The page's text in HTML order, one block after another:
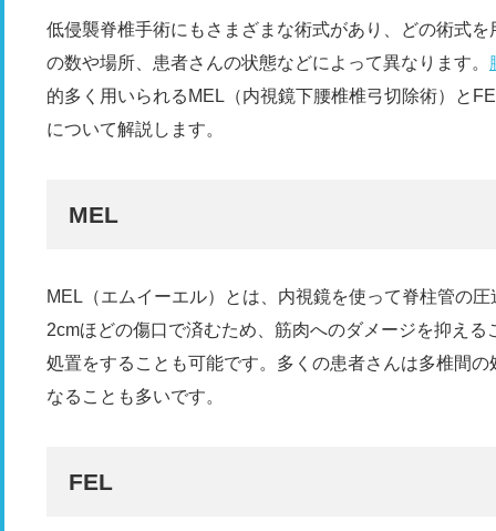
低侵襲脊椎手術にもさまざまな術式があり、どの術式
の数や場所、患者さんの状態などによって異なります。
的多く用いられるMEL（内視鏡下腰椎椎弓切除術）と
について解説します。
MEL
MEL（エムイーエル）とは、内視鏡を使って脊柱管の
2cmほどの傷口で済むため、筋肉へのダメージを抑え
処置をすることも可能です。多くの患者さんは多椎間
なることも多いです。
FEL